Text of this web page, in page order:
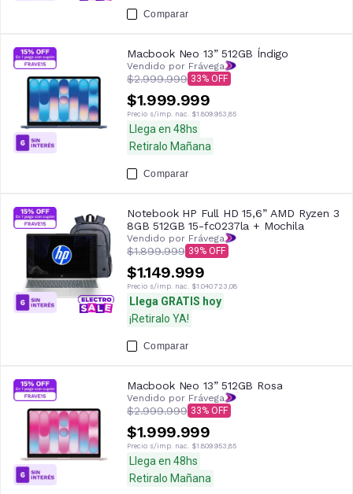
Comparar
Macbook Neo 13” 512GB Índigo
Vendido por Frávega
$2.999.999 33
$1.999.999
Precio s/imp. nac. $1.809.953,85
Llega en 48hs
Retiralo Mañana
Comparar
Notebook HP Full HD 15,6” AMD Ryzen 3
8GB 512GB 15-fc0237la + Mochila
Vendido por Frávega
$1.899.999 39
$1.149.999
Precio s/imp. nac. $1.040.723,08
Llega GRATIS hoy
¡Retiralo YA!
Comparar
Macbook Neo 13” 512GB Rosa
Vendido por Frávega
$2.999.999 33
$1.999.999
Precio s/imp. nac. $1.809.953,85
Llega en 48hs
Retiralo Mañana